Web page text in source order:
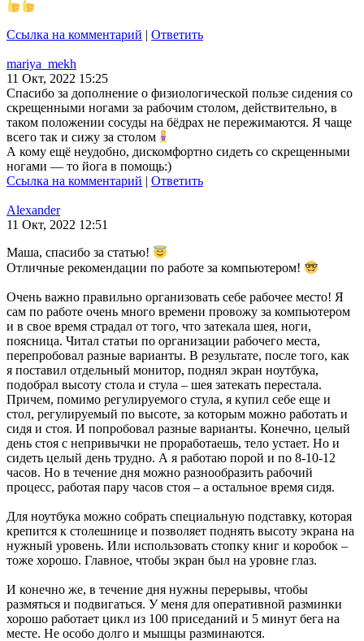
Ссылка на комментарий | Ответить
mariya_mekh
11 Окт, 2022 15:25
Спасибо за дополнение о физиологической пользе сидения со
скрещенными ногами за рабочим столом, действительно, в
таком положении сосуды на бёдрах не пережимаются. Я чаще
всего так и сижу за столом
А кому ещё неудобно, дискомфортно сидеть со скрещенными
ногами — то йога в помощь:)
Ссылка на комментарий | Ответить
Alexander
11 Окт, 2022 12:51
Маша, спасибо за статью!
Отличные рекомендации по работе за компьютером!
Очень важно правильно организовать себе рабочее место! Я
сам по работе очень много времени провожу за компьютером
и в свое время страдал от того, что затекала шея, ноги,
поясница. Читал статьи по организации рабочего места,
перепробовал разные варианты. В результате, после того, как
я поставил отдельный монитор, поднял экран ноутбука,
подобрал высоту стола и стула – шея затекать перестала.
Причем, помимо регулируемого стула, я купил себе еще и
стол, регулируемый по высоте, за которым можно работать и
сидя и стоя. И попробовал разные варианты. Конечно, целый
день стоя с непривычки не проработаешь, тело устает. Но и
сидеть целый день трудно. А я работаю порой и по 8-10-12
часов. Но в течение дня можно разнообразить рабочий
процесс, работая пару часов стоя – а остальное время сидя.
Для ноутбука можно собрать специальную подставку, которая
крепится к столешнице и позволяет поднять высоту экрана на
нужный уровень. Или использовать стопку книг и коробок –
тоже хорошо. Главное, чтобы экран был на уровне глаз.
И конечно же, в течение дня нужны перерывы, чтобы
размяться и подвигаться. У меня для оперативной разминки
хорошо работает цикл из 100 приседаний и 5 минут бега на
месте. Не особо долго и мышцы разминаются.